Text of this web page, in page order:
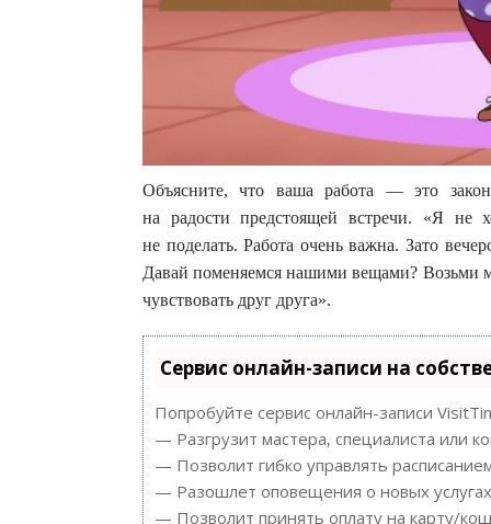
Объясните, что ваша работа — это
на радости предстоящей встречи. «Я не
не поделать. Работа очень важна. Зато
Давай поменяемся нашими вещами? Возьми
чувствовать друг друга».
Сервис онлайн-записи на
Попробуйте сервис онлайн-записи
— Разгрузит мастера, специалиста или
— Позволит гибко управлять
— Разошлет оповещения о новых
— Позволит принять оплату на карту/